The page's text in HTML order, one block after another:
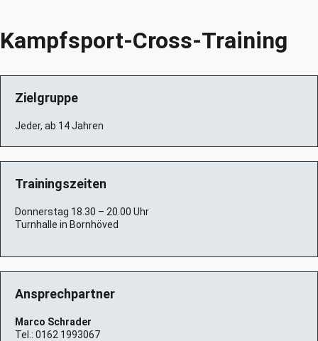
Kampfsport-Cross-Training
Zielgruppe
Jeder, ab 14 Jahren
Trainingszeiten
Donnerstag 18.30 – 20.00 Uhr
Turnhalle in Bornhöved
Ansprechpartner
Marco Schrader
Tel.: 0162 1993067